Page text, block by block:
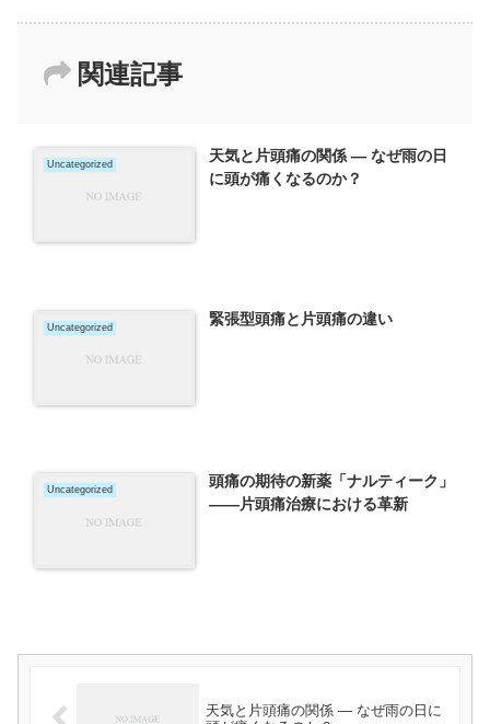
関連記事
Uncategorized
天気と片頭痛の関係 ― なぜ雨の日
に頭が痛くなるのか？
Uncategorized 緊張型頭痛と片頭痛の違い
Uncategorized
頭痛の期待の新薬「ナルティーク」
――片頭痛治療における革新
天気と片頭痛の関係 ― なぜ雨の日に